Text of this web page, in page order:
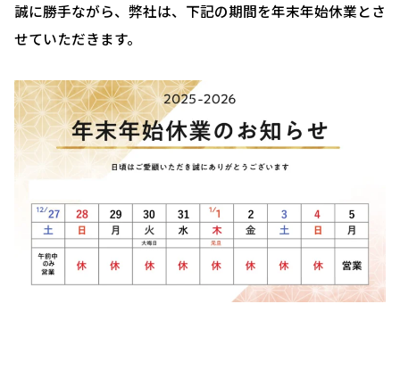
誠に勝手ながら、弊社は、下記の期間を年末年始休業とさ
せていただきます。